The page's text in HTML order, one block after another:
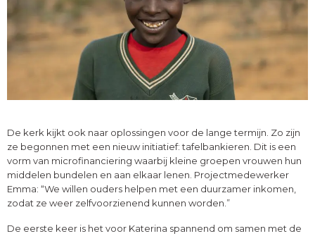
De kerk kijkt ook naar oplossingen voor de lange termijn. Zo zijn
ze begonnen met een nieuw initiatief: tafelbankieren. Dit is een
vorm van microfinanciering waarbij kleine groepen vrouwen hun
middelen bundelen en aan elkaar lenen. Projectmedewerker
Emma: “We willen ouders helpen met een duurzamer inkomen,
zodat ze weer zelfvoorzienend kunnen worden.”
De eerste keer is het voor Katerina spannend om samen met de